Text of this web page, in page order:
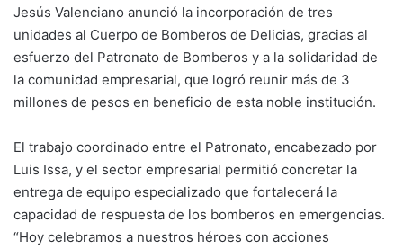
Jesús Valenciano anunció la incorporación de tres
unidades al Cuerpo de Bomberos de Delicias, gracias al
esfuerzo del Patronato de Bomberos y a la solidaridad de
la comunidad empresarial, que logró reunir más de 3
millones de pesos en beneficio de esta noble institución.
El trabajo coordinado entre el Patronato, encabezado por
Luis Issa, y el sector empresarial permitió concretar la
entrega de equipo especializado que fortalecerá la
capacidad de respuesta de los bomberos en emergencias.
“Hoy celebramos a nuestros héroes con acciones